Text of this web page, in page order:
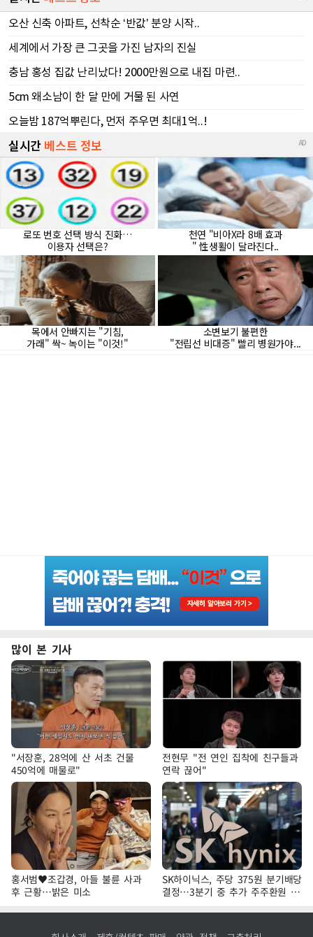
많이 본 기사
"서장훈, 28억에 산 서초 건물
450억에 매물로"
전현무 "전 연인 집착에 친구들과
연락 끊어"
홍서범♥조갑경, 아들 불륜 사과
후 근황…밝은 미소
SK하이닉스, 주당 375원 분기배당
결정…3분기 중 추가 주주환원 발
표